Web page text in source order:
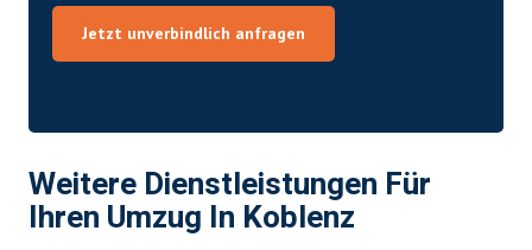
Jetzt unverbindlich anfragen
Weitere Dienstleistungen Für
Ihren Umzug In Koblenz